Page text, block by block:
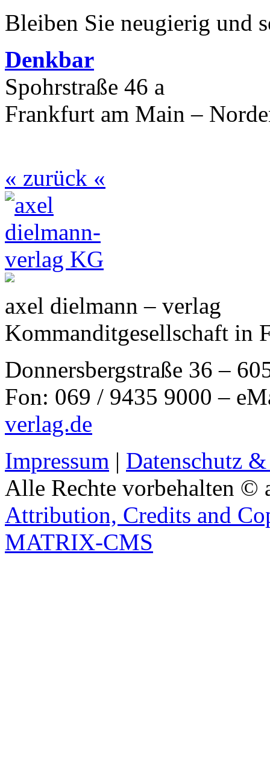
Bleiben Sie neugierig und
Denkbar
Spohrstraße 46 a
Frankfurt am Main –
« zurück «
axel dielmann – verlag
Kommanditgesellschaft in
Donnersbergstraße 36 –
Fon: 069 / 9435 9000 –
verlag.de
Impressum | Datenschutz
Alle Rechte vorbehalten ©
Attribution, Credits and
MATRIX-CMS